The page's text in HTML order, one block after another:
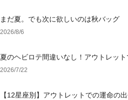
まだ夏。でも次に欲しいのは秋バッグ
2026/8/6
夏のヘビロテ間違いなし！アウトレッ
ション
2026/7/22
【12星座別】アウトレットでの運命の